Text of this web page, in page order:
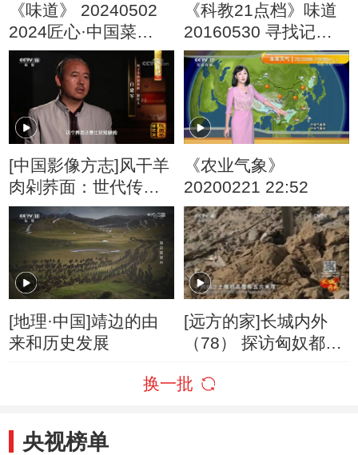
《味道》 20240502
2024匠心·中国菜
（2）
《科教21点档》味道
20160530 寻找记忆
中的年味（三）
[中国影像方志]风干羊
肉剁荞面：世代传承
的靖边舌尖美食
《农业气象》
20200221 22:52
[地理·中国]靖边的由
来和历史发展
[远方的家]长城内外
（78） 探访匈奴都
换一批
央视榜单